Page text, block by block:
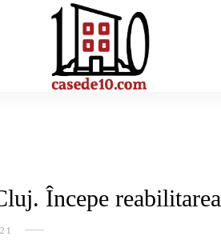
Începe reabilitarea